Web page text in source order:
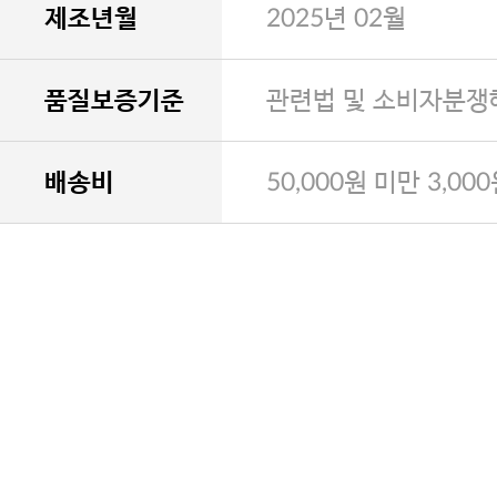
제조년월 2025년 02월
품질보증기준 관련법 및 소비자분
배송비 50,000원 미만 3,000